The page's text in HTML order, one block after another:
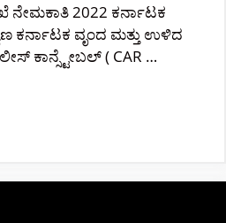
ನೇಮಕಾತಿ 2022 ಕರ್ನಾಟಕ
ಕರ್ನಾಟಕ ವೃಂದ ಮತ್ತು ಉಳಿದ
ಕಾನ್ಸ್ಟೇಬಲ್ ( CAR …